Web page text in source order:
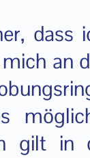
dass
an
gilt in